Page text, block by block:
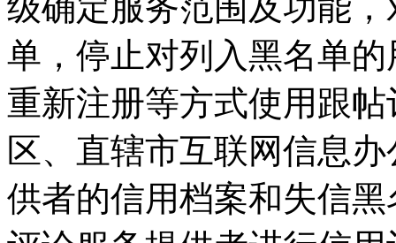
单，停止对列入黑名单
重新注册等方式使用跟
区、直辖市互联网信息
供者的信用档案和失信